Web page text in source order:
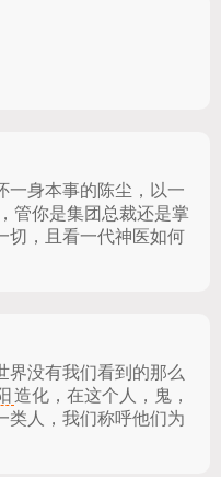
一身本事的陈尘，以一
管你是集团总裁还是掌
切，且看一代神医如何
界没有我们看到的那么
造化，在这个人，鬼，
类人，我们称呼他们为